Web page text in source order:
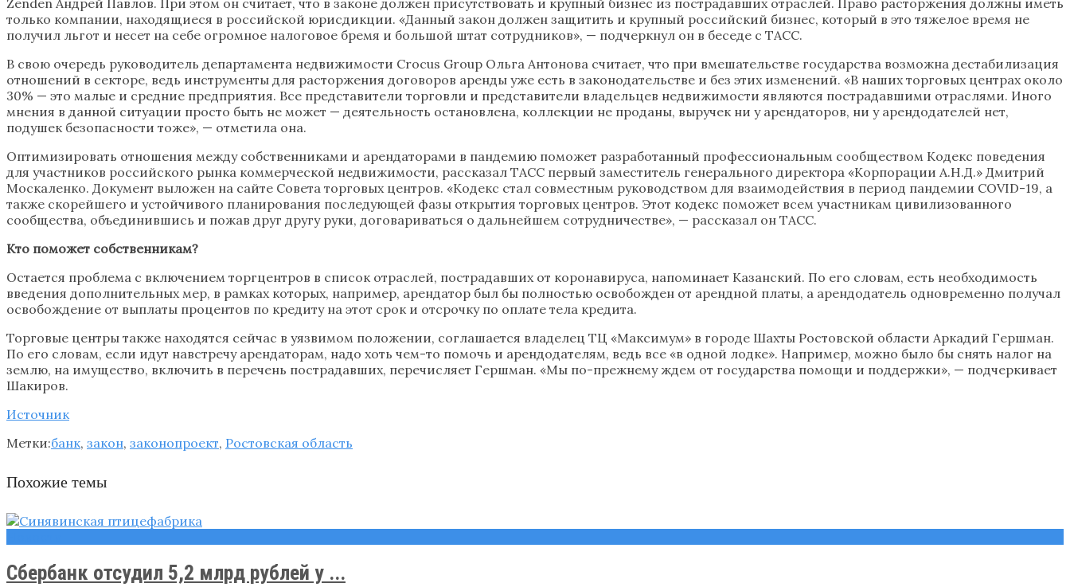
только компании, находящиеся в российской юрисдикции. «Данный закон должен защитить и крупный российский бизнес, который в это тяжелое время не
получил льгот и несет на себе огромное налоговое бремя и большой штат сотрудников», — подчеркнул он в беседе с ТАСС.
В свою очередь руководитель департамента недвижимости Crocus Group Ольга Антонова считает, что при вмешательстве государства возможна дестабилизация
отношений в секторе, ведь инструменты для расторжения договоров аренды уже есть в законодательстве и без этих изменений. «В наших торговых центрах около
30% — это малые и средние предприятия. Все представители торговли и представители владельцев недвижимости являются пострадавшими отраслями. Иного
мнения в данной ситуации просто быть не может — деятельность остановлена, коллекции не проданы, выручек ни у арендаторов, ни у арендодателей нет,
подушек безопасности тоже», — отметила она.
Оптимизировать отношения между собственниками и арендаторами в пандемию поможет разработанный профессиональным сообществом Кодекс поведения
для участников российского рынка коммерческой недвижимости, рассказал ТАСС первый заместитель генерального директора «Корпорации А.Н.Д.» Дмитрий
Москаленко. Документ выложен на сайте Совета торговых центров. «Кодекс стал совместным руководством для взаимодействия в период пандемии COVID-19, а
также скорейшего и устойчивого планирования последующей фазы открытия торговых центров. Этот кодекс поможет всем участникам цивилизованного
сообщества, объединившись и пожав друг другу руки, договариваться о дальнейшем сотрудничестве», — рассказал он ТАСС.
Кто поможет собственникам?
Остается проблема с включением торгцентров в список отраслей, пострадавших от коронавируса, напоминает Казанский. По его словам, есть необходимость
введения дополнительных мер, в рамках которых, например, арендатор был бы полностью освобожден от арендной платы, а арендодатель одновременно получал
освобождение от выплаты процентов по кредиту на этот срок и отсрочку по оплате тела кредита.
Торговые центры также находятся сейчас в уязвимом положении, соглашается владелец ТЦ «Максимум» в городе Шахты Ростовской области Аркадий Гершман.
По его словам, если идут навстречу арендаторам, надо хоть чем-то помочь и арендодателям, ведь все «в одной лодке». Например, можно было бы снять налог на
землю, на имущество, включить в перечень пострадавших, перечисляет Гершман. «Мы по-прежнему ждем от государства помощи и поддержки», — подчеркивает
Шакиров.
Источник
Метки:банк, закон, законопроект, Ростовская область
Похожие темы
Сбербанк отсудил 5,2 млрд рублей у ...